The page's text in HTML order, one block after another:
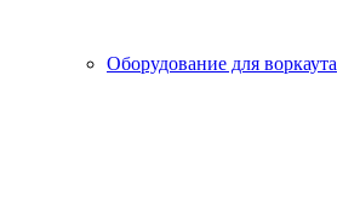
Оборудование для воркаута